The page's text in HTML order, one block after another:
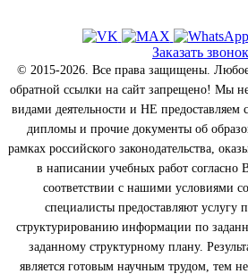
Заказать звонок
© 2015-2026. Все права защищены. Любое
обратной ссылки на сайт запрещено! Мы
видами деятельности и НЕ предоставляем
дипломы и прочие документы об
рамках российского законодательства,
в написании учебных работ согласно
соответствии с нашими условиями
специалисты предоставляют услугу
структурированию информации по
заданному структурному плану.
является готовым научным трудом, тем